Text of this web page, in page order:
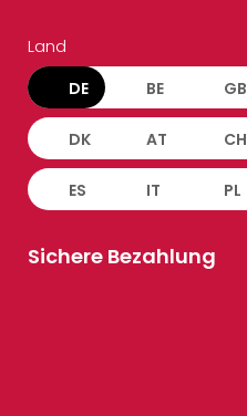
Land
DE BE GB
DK AT CH
ES IT PL
Sichere Bezahlung